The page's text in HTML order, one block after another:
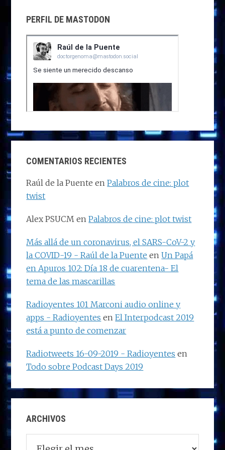
PERFIL DE MASTODON
COMENTARIOS RECIENTES
Raúl de la Puente enPalabros de cine: plot
twist
Alex PSUCM enPalabros de cine: plot twist
Más allá de un coronavirus, el SARS-CoV-2 y
la COVID-19 - Raúl de la Puente enUn Papá
en Apuros 102: Día 18 de cuarentena- El
tema de las mascarillas
Radioyentes 101 Marconi audio online y
apps - Radioyentes enEl Interpodcast 2019
está a punto de comenzar
Radiotweets 16-09-2019 - Radioyentes en
Todo sobre Podcast Days 2019
ARCHIVOS